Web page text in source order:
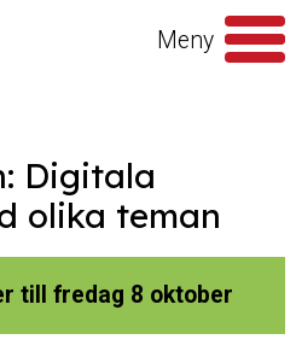
Meny
Digitala
olika teman
till fredag 8 oktober